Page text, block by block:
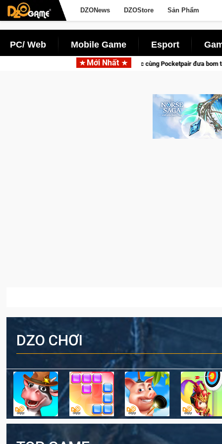
DZONews DZOStore Sản Phẩm
PC/ Web Mobile Game Esport
Mới Nhất
hợp tác cùng Pocketpair đưa bom tấn săn thú sinh tồn lên di động với tên
DZO CHƠI